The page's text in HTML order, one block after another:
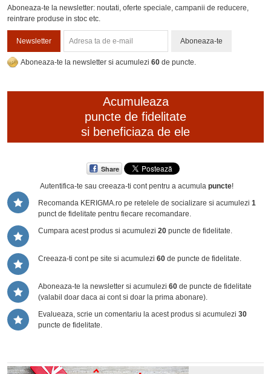
Aboneaza-te la newsletter: noutati, oferte speciale, campanii de reducere,
reintrare produse in stoc etc.
Newsletter Aboneaza-te
Aboneaza-te la newsletter si acumulezi 60 de puncte.
Acumuleaza
puncte de fidelitate
si beneficiaza de ele
Share
Autentifica-te sau creeaza-ti contpentru a acumula puncte!
Recomanda KERIGMA.ro pe retelele de socializare si acumulezi 1
punct de fidelitate pentru fiecare recomandare.
Cumpara acest produs si acumulezi 20 puncte de fidelitate.
Creeaza-ti cont pe site si acumulezi 60 de puncte de fidelitate.
Aboneaza-te la newsletter si acumulezi 60 de puncte de fidelitate
(valabil doar daca ai cont si doar la prima abonare).
Evalueaza, scrie un comentariu la acest produs si acumulezi 30
puncte de fidelitate.